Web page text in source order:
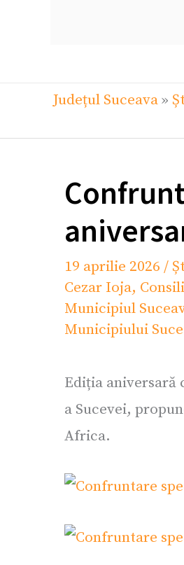
Județul Suceava»
19 aprilie 2026 /
Cezar Ioja,
Municipiul
Municipiului
Ediția aniversară
a Sucevei,
Africa.